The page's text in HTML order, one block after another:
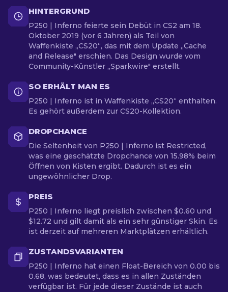
HINTERGRUND
P250 | Inferno feierte sein Debüt in CS2 am 18.
Oktober 2019 (vor 6 Jahren) als Teil von
Waffenkiste „CS20“, das mit dem Update „Cache
and Release" erschien. Das Design wurde vom
Community-Künstler „Sparkwire" erstellt.
SO ERHÄLT MAN ES
P250 | Inferno ist in Waffenkiste „CS20“ enthalten.
Es gehört außerdem zur CS20-Kollektion.
DROPCHANCE
Die Seltenheit von P250 | Inferno ist Restricted,
was eine geschätzte Dropchance von 15.98% beim
Öffnen von Kisten ergibt. Dadurch ist es ein
ungewöhnlicher Drop.
PREIS
P250 | Inferno liegt preislich zwischen $0.60 und
$12.72 und gilt damit als ein sehr günstiger Skin. Es
ist derzeit auf mehreren Marktplätzen erhältlich.
ZUSTANDSVARIANTEN
P250 | Inferno hat einen Float-Bereich von 0.00 bis
0.68, was bedeutet, dass es in allen Zuständen
verfügbar ist. Für jede dieser Zustände ist auch